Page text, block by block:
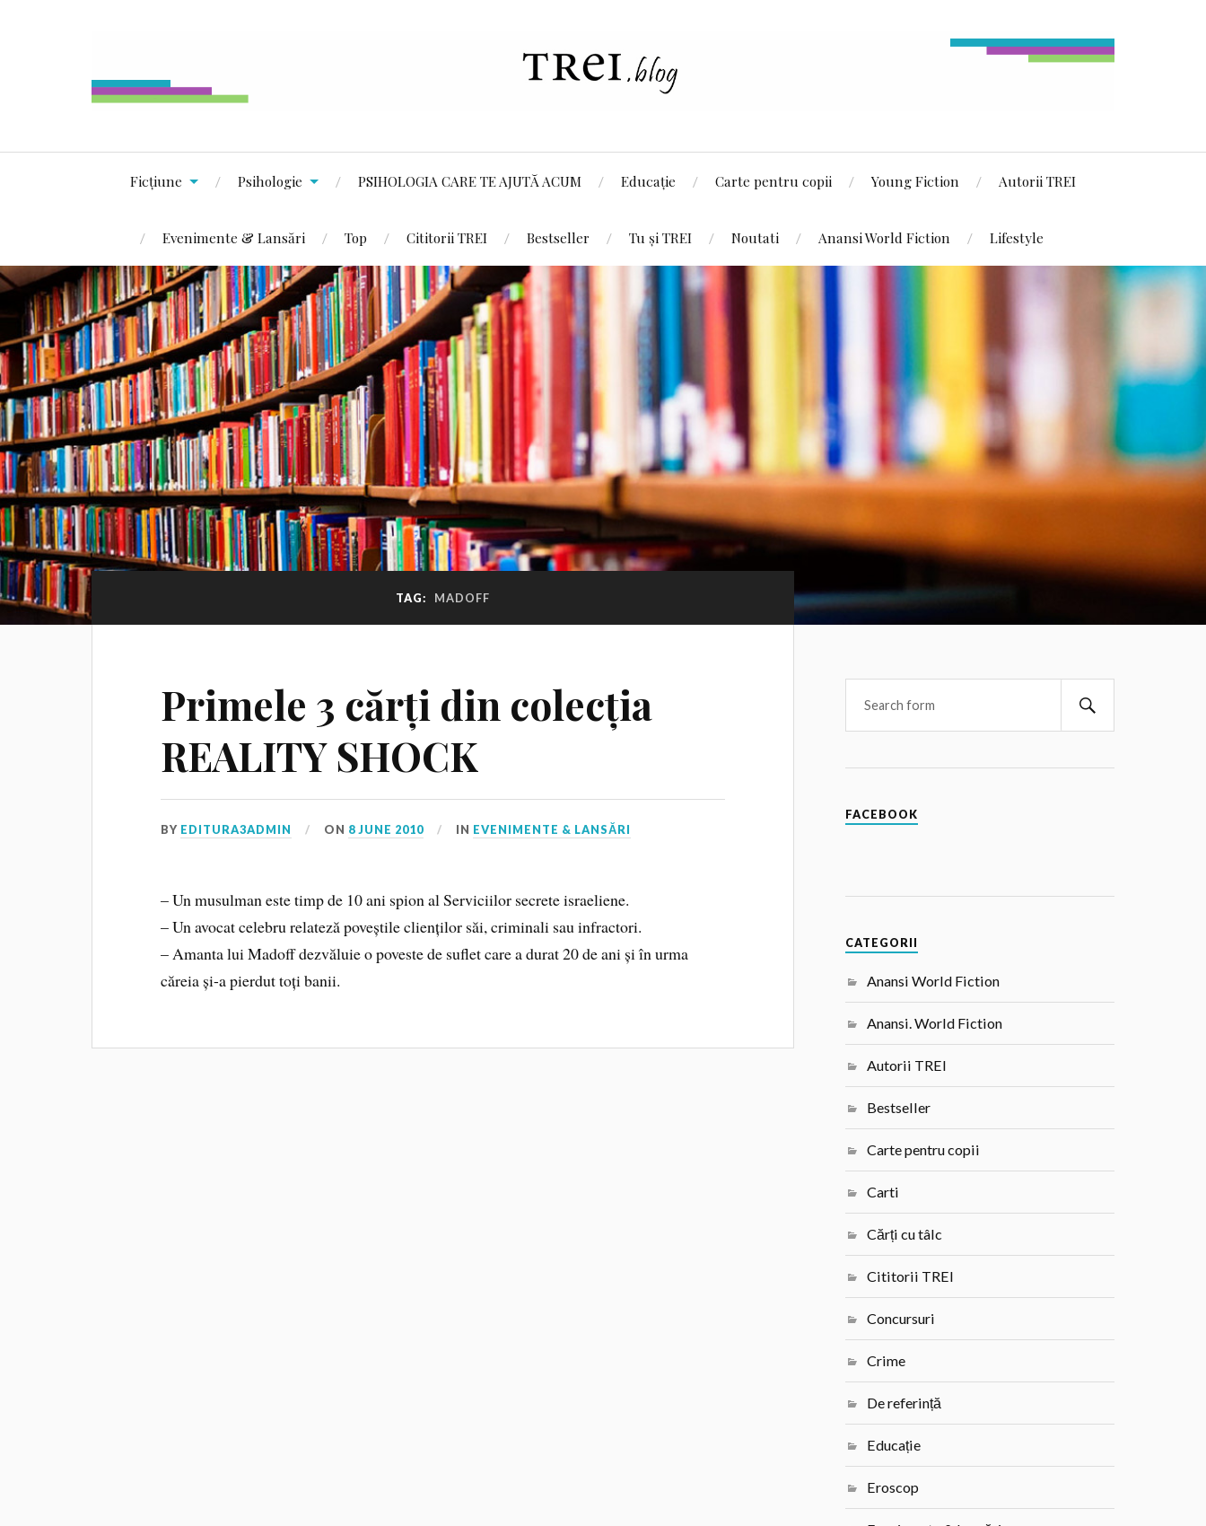
Ficțiune Psihologie PSIHOLOGIA CARE TE AJUTĂ ACUM Educație Carte pentru copii Young Fiction Autorii TREI
Evenimente & Lansări Top Cititorii TREI Bestseller Tu și TREI Noutati Anansi World Fiction Lifestyle
TAG: MADOFF
Primele 3 cărți din colecția
REALITY SHOCK
BY EDITURA3ADMIN ON 8 JUNE 2010 IN EVENIMENTE & LANSĂRI
– Un musulman este timp de 10 ani spion al Serviciilor secrete israeliene.
– Un avocat celebru relateză poveștile clienților săi, criminali sau infractori.
– Amanta lui Madoff dezvăluie o poveste de suflet care a durat 20 de ani și în urma
căreia și-a pierdut toți banii.
FACEBOOK
CATEGORII
Anansi World Fiction
Anansi. World Fiction
Autorii TREI
Bestseller
Carte pentru copii
Carti
Cărți cu tâlc
Cititorii TREI
Concursuri
Crime
De referință
Educație
Eroscop